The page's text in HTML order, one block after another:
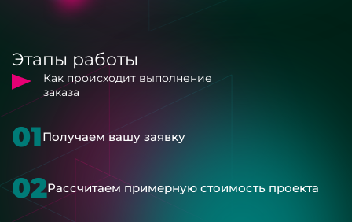
Этапы работы
Как происходит выполнение
заказа
01Получаем вашу заявку
02Рассчитаем примерную стоимость проекта